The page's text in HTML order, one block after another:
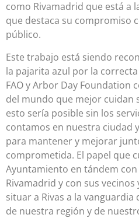
como Rivamadrid que está a
que destaca su compromiso
público.
Este trabajo está siendo
la pajarita azul por la
FAO y Arbor Day Foundation
del mundo que mejor cuidan
esto sería posible sin los
contamos en nuestra ciudad
para mantener y mejorar
comprometida. El papel que
Ayuntamiento en tándem
Rivamadrid y con sus vecinos
situar a Rivas a la vanguardia
de nuestra región y de